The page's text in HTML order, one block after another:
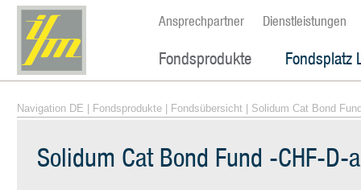
Ansprechpartner Dienstleistungen
Fondsprodukte Fondsplatz
Navigation DE Fondsprodukte Fondsübersicht | Solidum Cat Bond
Solidum Cat Bond Fund -CHF-D-